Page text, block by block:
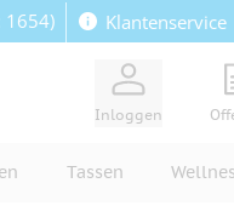
1654) Klantenservice
Inloggen
Tassen